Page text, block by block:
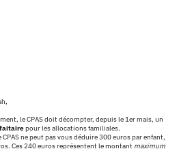
le CPAS doit décompter, depuis le 1er mais, un
pour les allocations familiales.
CPAS ne peut pas vous déduire 300 euros par enfant,
Ces 240 euros représentent le montant maximum